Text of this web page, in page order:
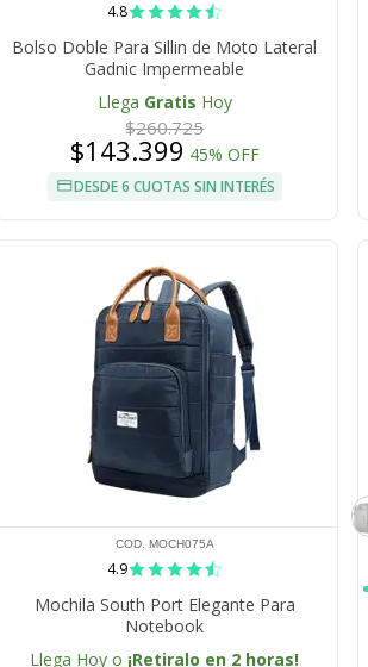
4.8
Bolso Doble Para Sillin de Moto Lateral
Gadnic Impermeable
Llega Gratis Hoy
$260.725
$143.399 45% OFF
DESDE 6 CUOTAS SIN INTERÉS
COD. MOCH075A
4.9
Mochila South Port Elegante Para
Notebook
Llega Hoy o ¡Retiralo en 2 horas!